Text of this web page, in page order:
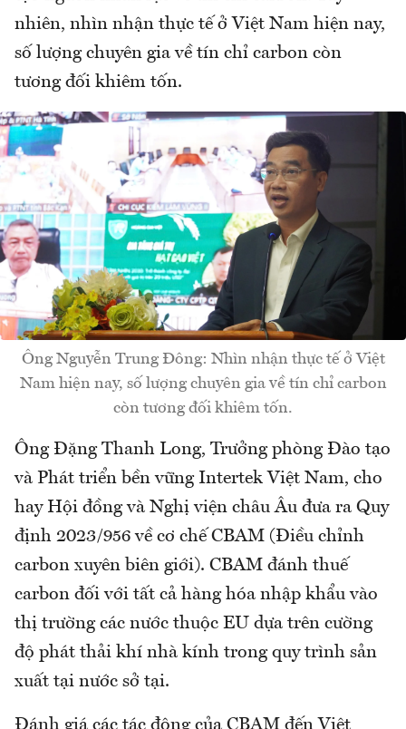
nhiên, nhìn nhận thực tế ở Việt Nam hiện nay,
số lượng chuyên gia về tín chỉ carbon còn
tương đối khiêm tốn.
Ông Nguyễn Trung Đông: Nhìn nhận thực tế ở Việt
Nam hiện nay, số lượng chuyên gia về tín chỉ carbon
còn tương đối khiêm tốn.
Ông Đặng Thanh Long, Trưởng phòng Đào tạo
và Phát triển bền vững Intertek Việt Nam, cho
hay Hội đồng và Nghị viện châu Âu đưa ra Quy
định 2023/956 về cơ chế CBAM (Điều chỉnh
carbon xuyên biên giới). CBAM đánh thuế
carbon đối với tất cả hàng hóa nhập khẩu vào
thị trường các nước thuộc EU dựa trên cường
độ phát thải khí nhà kính trong quy trình sản
xuất tại nước sở tại.
Đánh giá các tác động của CBAM đến Việt